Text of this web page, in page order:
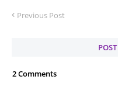
Previous Post
2 Comments